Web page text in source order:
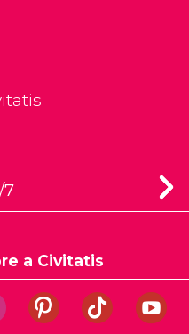
7
a Civitatis